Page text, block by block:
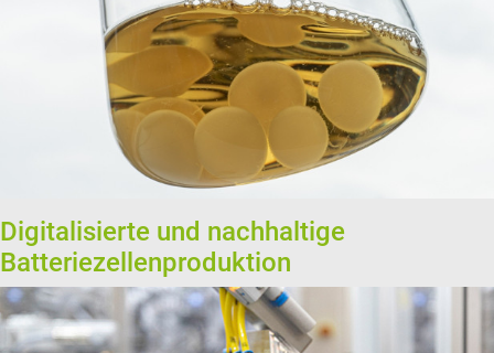
Digitalisierte und nachhaltige
Batteriezellenproduktion